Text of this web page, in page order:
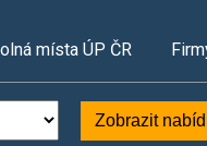
místa ÚP ČR
Zobrazit